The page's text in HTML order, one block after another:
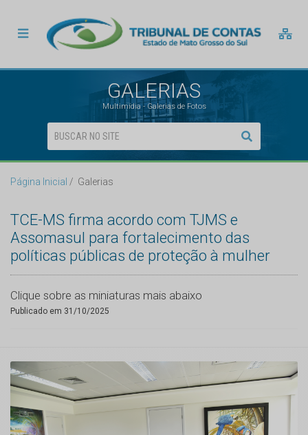
GALERIAS
Multimídia - Galerias de Fotos
Página Inicial Galerias
TCE-MS firma acordo com TJMS e
Assomasul para fortalecimento das
políticas públicas de proteção à mulher
Clique sobre as miniaturas mais abaixo
Publicado em 31/10/2025